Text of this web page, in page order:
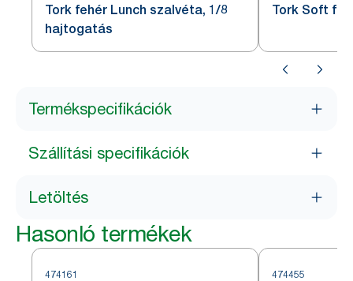
Tork fehér Lunch szalvéta, 1/8
hajtogatás
Tork Soft
Termékspecifikációk
Szállítási specifikációk
Letöltés
Hasonló termékek
474161 474455